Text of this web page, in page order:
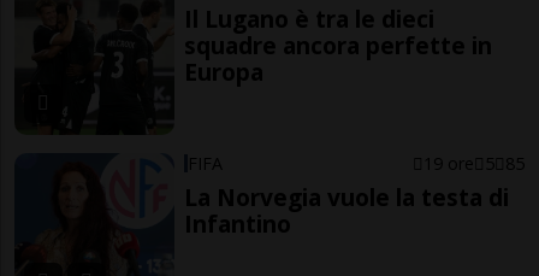
Il Lugano è tra le dieci
squadre ancora perfette in
Europa
FIFA 19 ore 5 85
La Norvegia vuole la testa di
Infantino